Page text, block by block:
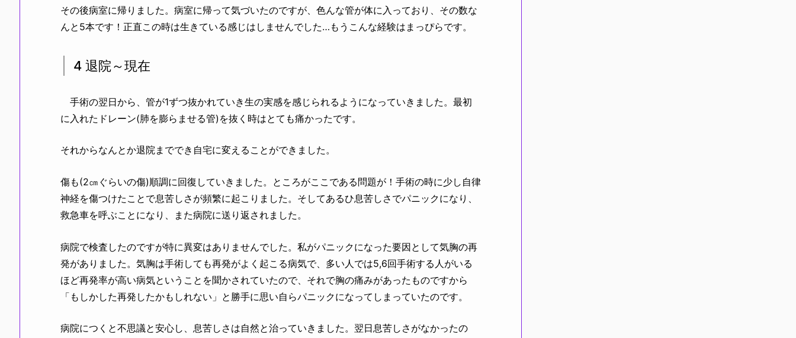
その後病室に帰りました。病室に帰って気づいたのですが、色んな管が体に入っており、その数な
んと5本です！正直この時は生きている感じはしませんでした…もうこんな経験はまっぴらです。
4 退院～現在
手術の翌日から、管が1ずつ抜かれていき生の実感を感じられるようになっていきました。最初
に入れたドレーン(肺を膨らませる管)を抜く時はとても痛かったです。
それからなんとか退院まででき自宅に変えることができました。
傷も(2㎝ぐらいの傷)順調に回復していきました。ところがここである問題が！手術の時に少し自律
神経を傷つけたことで息苦しさが頻繁に起こりました。そしてあるひ息苦しさでパニックになり、
救急車を呼ぶことになり、また病院に送り返されました。
病院で検査したのですが特に異変はありませんでした。私がパニックになった要因として気胸の再
発がありました。気胸は手術しても再発がよく起こる病気で、多い人では5,6回手術する人がいる
ほど再発率が高い病気ということを聞かされていたので、それで胸の痛みがあったものですから
「もしかした再発したかもしれない」と勝手に思い自らパニックになってしまっていたのです。
病院につくと不思議と安心し、息苦しさは自然と治っていきました。翌日息苦しさがなかったの